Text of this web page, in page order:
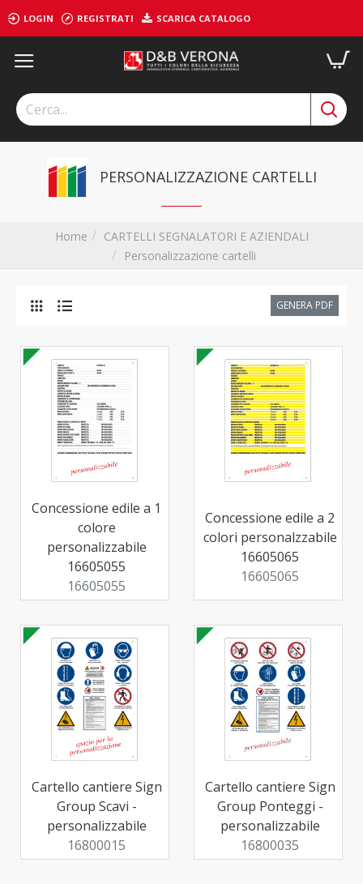
LOGIN REGISTRATI SCARICA CATALOGO
Home
CARTELLI SEGNALATORI E AZIENDALI
Personalizzazione cartelli
PERSONALIZZAZIONE CARTELLI
GENERA PDF
Concessione edile a 1
colore
personalizzabile
16605055
16605055
Concessione edile a 2
colori personalzzabile
16605065
16605065
Cartello cantiere Sign
Group Scavi -
personalizzabile
16800015
Cartello cantiere Sign
Group Ponteggi -
personalizzabile
16800035